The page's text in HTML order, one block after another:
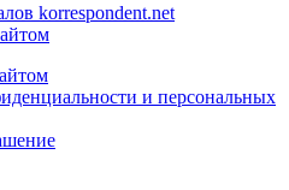
korrespondent.net
и персональных